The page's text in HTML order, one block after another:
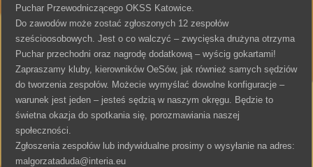
Puchar Przewodniczącego OKSS Katowice.
Do zawodów może zostać zgłoszonych 12 zespołów
sześcioosobowych. Jest o co walczyć – zwycięska drużyna otrzyma
Puchar przechodni oraz nagrodę dodatkową – wyścig gokartami!
Zapraszamy kluby, kierowników OeSów, jak również samych sędziów
do tworzenia zespołów. Możecie wymyślać dowolne konfiguracje –
warunek jest jeden – jesteś sędzią w naszym okręgu. Będzie to
świetna okazja do spotkania się, porozmawiania naszej
społeczności.
Zgłoszenia zespołów lub indywidualne prosimy o wysyłanie na adres:
malgorzataduda@interia.eu